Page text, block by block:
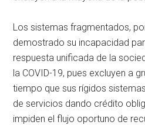
Los sistemas fragmentados,
demostrado su incapacidad
respuesta unificada de la
la COVID-19, pues excluyen a
tiempo que sus rígidos
de servicios dando crédito
impiden el flujo oportuno de